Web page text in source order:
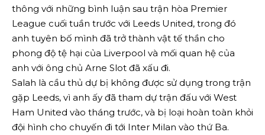
thông với những bình luận sau trận hòa Premier
League cuối tuần trước với Leeds United, trong đó
anh tuyên bố mình đã trở thành vật tế thần cho
phong độ tệ hại của Liverpool và mối quan hệ của
anh với ông chủ Arne Slot đã xấu đi.
Salah là cầu thủ dự bị không được sử dụng trong trận
gặp Leeds, vì anh ấy đã tham dự trận đấu với West
Ham United vào tháng trước, và bị loại hoàn toàn khỏi
đội hình cho chuyến đi tới Inter Milan vào thứ Ba.